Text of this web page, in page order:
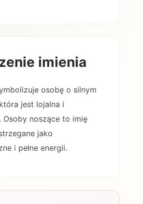
imienia
osobę o silnym
jest lojalna i
Osoby noszące to imię
jako
i pełne energii.